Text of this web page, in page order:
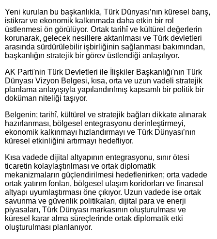
Yeni kurulan bu başkanlıkla, Türk Dünyası’nın küresel barış,
istikrar ve ekonomik kalkınmada daha etkin bir rol
üstlenmesi ön görülüyor. Ortak tarihî ve kültürel değerlerin
korunarak, gelecek nesillere aktarılması ve Türk devletleri
arasında sürdürülebilir işbirliğinin sağlanması bakımından,
başkanlığın stratejik bir görev üstlendiği anlaşılıyor.
AK Parti'nin Türk Devletleri ile İlişkiler Başkanlığı'nın Türk
Dünyası Vizyon Belgesi, kısa, orta ve uzun vadeli stratejik
planlama anlayışıyla yapılandırılmış kapsamlı bir politik bir
doküman niteliği taşıyor.
Belgenin; tarihî, kültürel ve stratejik bağları dikkate alınarak
hazırlanması, bölgesel entegrasyonu derinleştirmeyi,
ekonomik kalkınmayı hızlandırmayı ve Türk Dünyası’nın
küresel etkinliğini artırmayı hedefliyor.
Kısa vadede dijital altyapının entegrasyonu, sınır ötesi
ticaretin kolaylaştırılması ve ortak diplomatik
mekanizmaların güçlendirilmesi hedeflenirken; orta vadede
ortak yatırım fonları, bölgesel ulaşım koridorları ve finansal
altyapı uyumlaştırması öne çıkıyor. Uzun vadede ise ortak
savunma ve güvenlik politikaları, dijital para ve enerji
piyasaları, Türk Dünyası markasının oluşturulması ve
küresel karar alma süreçlerinde ortak diplomatik etki
oluşturulması planlanıyor.